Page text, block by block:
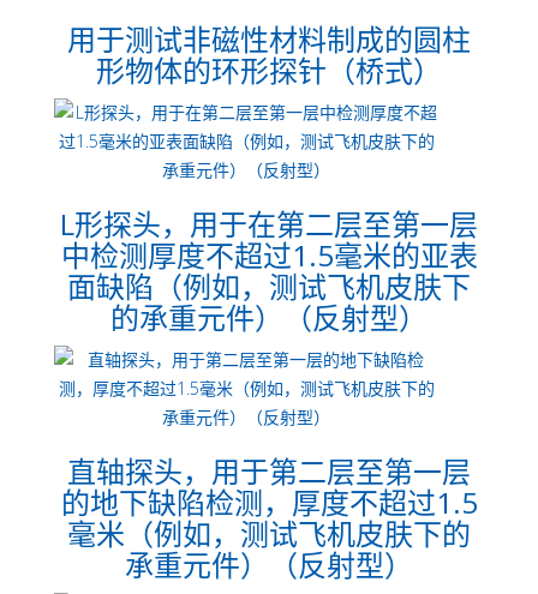
用于测试非磁性材料制成的圆柱
形物体的环形探针（桥式）
L形探头，用于在第二层至第一层
中检测厚度不超过1.5毫米的亚表
面缺陷（例如，测试飞机皮肤下
的承重元件）（反射型）
直轴探头，用于第二层至第一层
的地下缺陷检测，厚度不超过1.5
毫米（例如，测试飞机皮肤下的
承重元件）（反射型）